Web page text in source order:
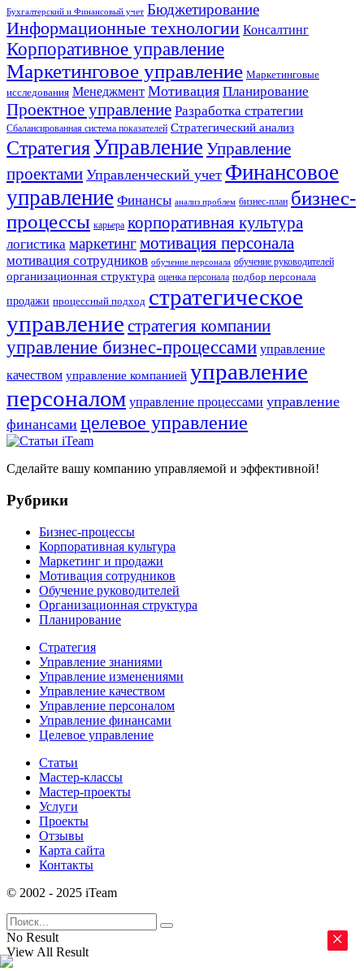
Бухгалтерский и Финансовый учет Бюджетирование
Информационные технологии Консалтинг
Корпоративное управление
Маркетинговое управление Маркетинговые
исследования Менеджмент Мотивация Планирование
Проектное управление Разработка стратегии
Сбалансированная система показателей Стратегический анализ
СтратегияУправление Управление
проектами Управленческий учет Финансовое
управление Финансы анализ проблем бизнес-план бизнес-
процессы карьера корпоративная культура
логистика маркетингмотивация персонала
мотивация сотрудников обучение персонала обучение руководителей
организационная структура оценка персонала подбор персонала
продажи процессный подход стратегическое
управление стратегия компании
управление бизнес-процессами управление
качеством управление компанией управление
персоналом управление процессами управление
финансами целевое управление
×
Сделайте вашу компанию управляемой и эффективной!
Рубрики
Бизнес-процессы
Корпоративная культура
Маркетинг и продажи
Мотивация сотрудников
Обучение руководителей
Организационная структура
Планирование
Стратегия
Управление знаниями
Управление изменениями
Управление качеством
Управление персоналом
Управление финансами
Целевое управление
Статьи
Мастер-классы
Мастер-проекты
Услуги
Проекты
Отзывы
Карта сайта
Контакты
© 2002 - 2025 iTeam
No Result
View All Result